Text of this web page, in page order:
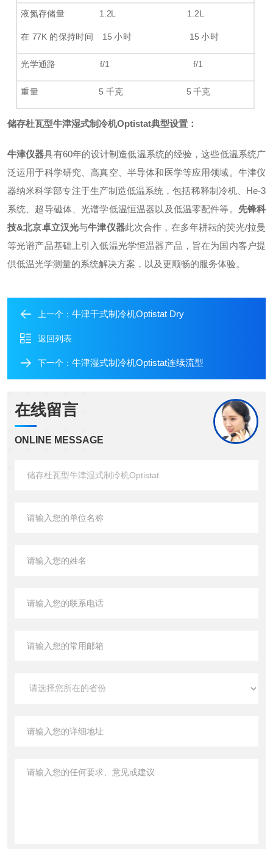
液氮存储量 1.2L 1.2L
在 77K 的保持时间 15 小时 15 小时
光学通路 f/1 f/1
重量 5 千克 5 千克
储存杜瓦型牛津湿式制冷机Optistat典型设置：
牛津仪器具有60年的设计制造低温系统的经验，这些低温系统广
泛运用于科学研究、高真空、半导体和医学等应用领域。牛津仪
器纳米科学部专注于生产制造低温系统，包括稀释制冷机、He-3
系统、超导磁体、光谱学低温恒温器以及低温零配件等。 先锋科
技&北京卓立汉光与牛津仪器此次合作，在多年耕耘的荧光/拉曼
等光谱产品基础上引入低温光学恒温器产品，旨在为国内客户提
供低温光学测量的系统解决方案，以及更顺畅的服务体验。
上一个： 牛津干式制冷机Optistat Dry
返回列表
下一个： 牛津湿式制冷机Optistat连续流型
在线留言
ONLINE MESSAGE